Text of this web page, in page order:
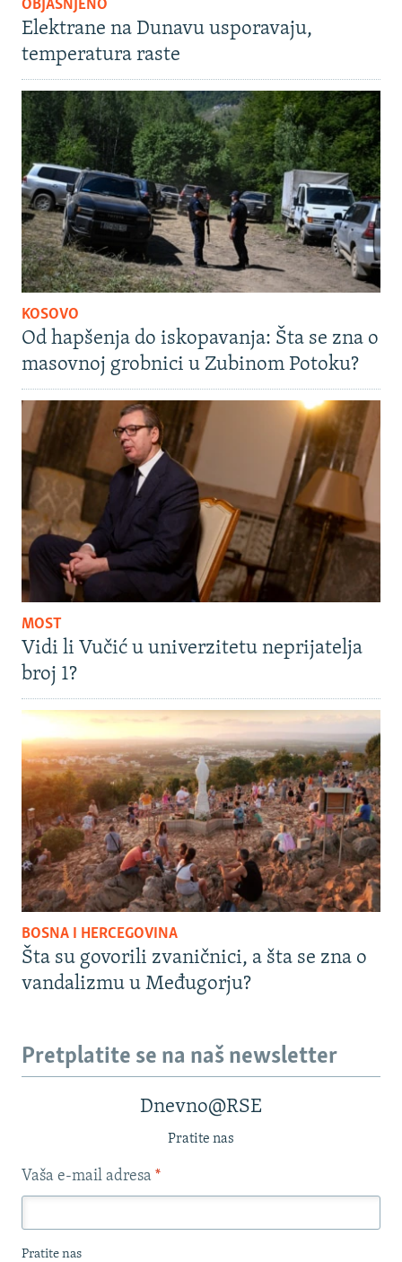
OBJAŠNJENO
Elektrane na Dunavu usporavaju,
temperatura raste
KOSOVO
Od hapšenja do iskopavanja: Šta se zna o
masovnoj grobnici u Zubinom Potoku?
MOST
Vidi li Vučić u univerzitetu neprijatelja
broj 1?
BOSNA I HERCEGOVINA
Šta su govorili zvaničnici, a šta se zna o
vandalizmu u Međugorju?
Pretplatite se na naš newsletter
Dnevno@RSE
Pratite nas
Vaša e-mail adresa *
Pratite nas